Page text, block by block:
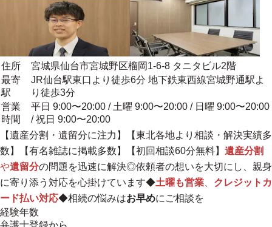
住所
宮城県仙台市宮城野区榴岡1-6-8 タニタビル2階
最寄
駅
JR仙台駅東口より徒歩6分 地下鉄東西線宮城野通駅よ
り徒歩3分
営業
時間
平日 9:00〜20:00 / 土曜 9:00〜20:00 / 日曜 9:00〜20:00
/ 祝日 9:00〜20:00
【遺産分割・遺留分に注力】【東北各地より相談・解決実績多
数】【有名雑誌に掲載多数】【初回相談60分無料】 遺産分割
や遺留分の問題を迅速に解決◎依頼者の想いを大切にし、親身
に寄り添う対応を心掛けています◆土曜も営業
クレジットカ
ード払い対応◆相続の悩みはお早めにご相談を
経験年数
弁護士登録から